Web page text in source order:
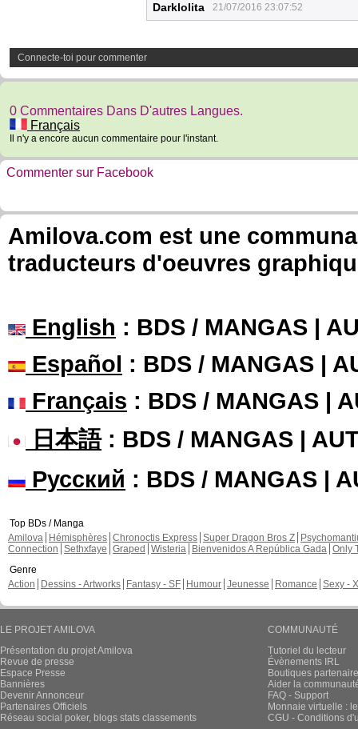
Darklolita 21/07/2016 23:07:52
Connecte-toi pour commenter
0 Commentaires Dans D'autres Langues.
Français
Il n'y a encore aucun commentaire pour l'instant.
Commenter sur Facebook
Amilova.com est une
traducteurs d'oeuvres
English : BDS / MANGAS |
Español : BDS / MANGAS |
Français : BDS / MANGAS |
日本語: BDS / MANGAS |
Русский : BDS / MANGAS |
Top BDs / Manga
Amilova
Hémisphères Chronoctis Express Super Dragon Bros Z
Connection Sethxfaye Graped Wisteria Bienvenidos A República Gada Only
Genre
Action
Dessins - Artworks Fantasy - SF Humour Jeunesse Romance Sexy -
LE PROJET AMILOVA
Présentation du projet Amilova
Revue de presse
Espace Presse
Bannières
Devenir Annonceur
Partenaires Officiels
Réseau social poker, blogs stats classements
COMMUNAUTÉ
Tutoriel du lecteur
Évènements IRL
Boutiques
Aider la
FAQ - Support
Monnaie virtuelle :
CGU - Conditions